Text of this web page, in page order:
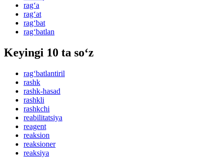
rag‘a
rag‘at
rag‘bat
rag‘batlan
Keyingi 10 ta so‘z
rag‘batlantiril
rashk
rashk-hasad
rashkli
rashkchi
reabilitatsiya
reagent
reaksion
reaksioner
reaksiya